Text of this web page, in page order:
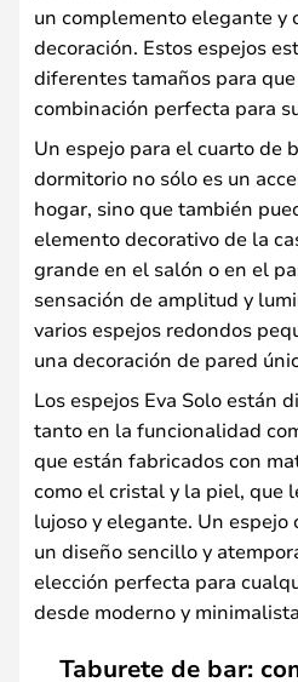
un complemento elegante y
decoración. Estos espejos
diferentes tamaños para
combinación perfecta para
Un espejo para el cuarto de
dormitorio no sólo es un
hogar, sino que también
elemento decorativo de la
grande en el salón o en el
sensación de amplitud y
varios espejos redondos
una decoración de pared
Los espejos Eva Solo están
tanto en la funcionalidad
que están fabricados con
como el cristal y la piel, que
lujoso y elegante. Un
un diseño sencillo y
elección perfecta para
desde moderno y
Taburete de bar: